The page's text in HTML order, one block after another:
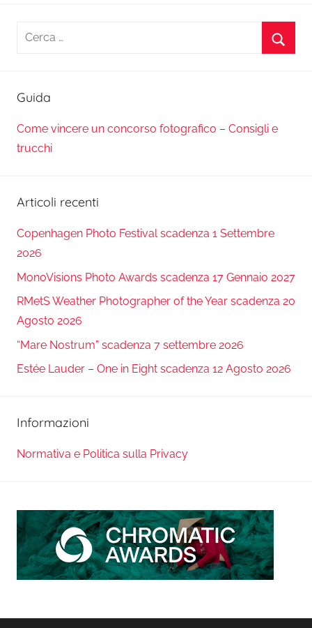
Ricerca
Guida
Come vincere un concorso fotografico – Consigli e
trucchi
Articoli recenti
Copenhagen Photo Festival scadenza 1 Settembre
2026
MonoVisions Photo Awards scadenza 17 Gennaio 2027
RMetS Weather Photographer of the Year scadenza 20
Agosto 2026
“Mare Nostrum” scadenza 7 settembre 2026
Estée Lauder – One in Eight scadenza 12 Agosto 2026
Informazioni
Normativa e Politica sulla Privacy